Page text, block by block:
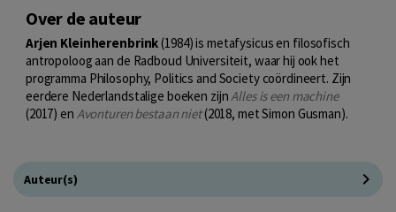
Over de auteur
Arjen Kleinherenbrink(1984) is metafysicus en filosofisch
antropoloog aan de Radboud Universiteit, waar hij ook het
programma Philosophy, Politics and Society coördineert. Zijn
eerdere Nederlandstalige boeken zijnAlles is een machine
(2017) en Avonturen bestaan niet(2018, met Simon Gusman).
Auteur(s)